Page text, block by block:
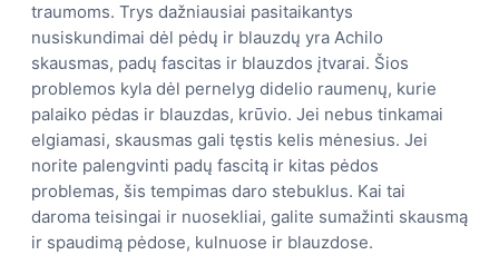
traumoms. Trys dažniausiai pasitaikantys
nusiskundimai dėl pėdų ir blauzdų yra Achilo
skausmas, padų fascitas ir blauzdos įtvarai. Šios
problemos kyla dėl pernelyg didelio raumenų, kurie
palaiko pėdas ir blauzdas, krūvio. Jei nebus tinkamai
elgiamasi, skausmas gali tęstis kelis mėnesius. Jei
norite palengvinti padų fascitą ir kitas pėdos
problemas, šis tempimas daro stebuklus. Kai tai
daroma teisingai ir nuosekliai, galite sumažinti skausmą
ir spaudimą pėdose, kulnuose ir blauzdose.